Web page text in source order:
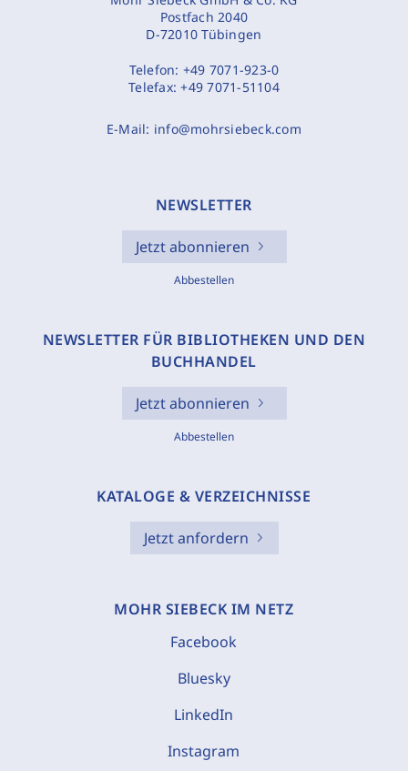
Postfach 2040
D-72010 Tübingen
Telefon: +49 7071-923-0
Telefax:+49 7071-51104
E-Mail: info@mohrsiebeck.com
NEWSLETTER
Jetzt abonnieren
Abbestellen
NEWSLETTER FÜR BIBLIOTHEKEN UND DEN
BUCHHANDEL
Jetzt abonnieren
Abbestellen
KATALOGE & VERZEICHNISSE
Jetzt anfordern
MOHR SIEBECK IM NETZ
Facebook
Bluesky
LinkedIn
Instagram